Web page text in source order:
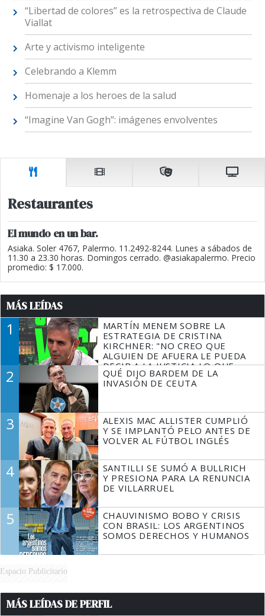
“Libertad de colores” es la retrospectiva de Claude
Viallat
Arte y activismo inteligente
Celebrando a Klemm
Homenaje a los heroes de la salud
“Imagine Van Gogh”: imágenes envolventes
Restaurantes
El mundo en un bar.
Asiaka. Soler 4767, Palermo. 11.2492-8244. Lunes a sábados de
11.30 a 23.30 horas. Domingos cerrado. @asiakapalermo. Precio
promedio: $ 17.000.
MÁS LEÍDAS
1
MARTÍN MENEM SOBRE LA
ESTRATEGIA DE CRISTINA
KIRCHNER: "NO CREO QUE
ALGUIEN DE AFUERA LE PUEDA
DECIR A LA JUSTICIA LO QUE
TIENE QUE HACER"
2
QUÉ DIJO BARDEM DE LA
INVASIÓN DE CEUTA
3
ALEXIS MAC ALLISTER CUMPLIÓ
Y SE IMPLANTÓ PELO ANTES DE
VOLVER AL FÚTBOL INGLÉS
4
SANTILLI SE SUMÓ A BULLRICH
Y PRESIONA PARA LA RENUNCIA
DE VILLARRUEL
5
CHAUVINISMO BOBO Y CRISIS
CON BRASIL: LOS ARGENTINOS
SOMOS DERECHOS Y HUMANOS
Espacio Publicitario
MÁS LEÍDAS DE PERFIL